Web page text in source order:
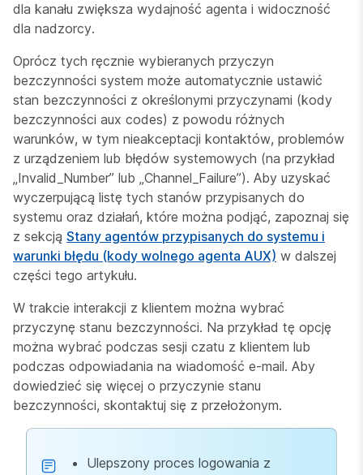
dla kanału zwiększa wydajność agenta i widoczność
dla nadzorcy.
Oprócz tych ręcznie wybieranych przyczyn
bezczynności system może automatycznie ustawić
stan bezczynności z określonymi przyczynami (kody
bezczynności aux codes) z powodu różnych
warunków, w tym nieakceptacji kontaktów, problemów
z urządzeniem lub błędów systemowych (na przykład
„Invalid_Number” lub „Channel_Failure”). Aby uzyskać
wyczerpującą listę tych stanów przypisanych do
systemu oraz działań, które można podjąć, zapoznaj się
z sekcją Stany agentów przypisanych do systemu i
warunki błędu (kody wolnego agenta AUX) w dalszej
części tego artykułu.
W trakcie interakcji z klientem można wybrać
przyczynę stanu bezczynności. Na przykład tę opcję
można wybrać podczas sesji czatu z klientem lub
podczas odpowiadania na wiadomość e-mail. Aby
dowiedzieć się więcej o przyczynie stanu
bezczynności, skontaktuj się z przełożonym.
Ulepszony proces logowania z